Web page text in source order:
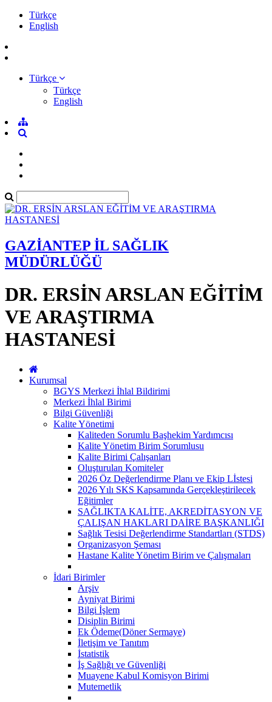
Türkçe
English
Türkçe
Türkçe
English
GAZİANTEP İL SAĞLIK
MÜDÜRLÜĞÜ
DR. ERSİN ARSLAN EĞİTİM
VE ARAŞTIRMA
HASTANESİ
Kurumsal
BGYS Merkezi İhlal Bildirimi
Merkezi İhlal Birimi
Bilgi Güvenliği
Kalite Yönetimi
Kaliteden Sorumlu Başhekim Yardımcısı
Kalite Yönetim Birim Sorumlusu
Kalite Birimi Çalışanları
Oluşturulan Komiteler
2026 Öz Değerlendirme Planı ve Ekip Lİstesi
2026 Yılı SKS Kapsamında Gerçekleştirilecek
Eğitimler
SAĞLIKTA KALİTE, AKREDİTASYON VE
ÇALIŞAN HAKLARI DAİRE BAŞKANLIĞI
Sağlık Tesisi Değerlendirme Standartları (STDS)
Organizasyon Şeması
Hastane Kalite Yönetim Birim ve Çalışmaları
İdari Birimler
Arşiv
Ayniyat Birimi
Bilgi İşlem
Disiplin Birimi
Ek Ödeme(Döner Sermaye)
İletişim ve Tanıtım
İstatistik
İş Sağlığı ve Güvenliği
Muayene Kabul Komisyon Birimi
Mutemetlik